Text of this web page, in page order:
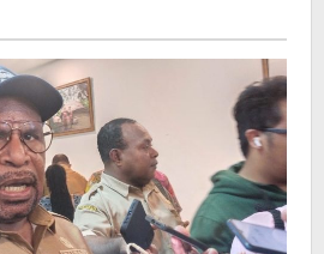
Tahun,
Menerima
Aspirasi
Aksi
Demo
Bukan
Hal
Baru
Baginya